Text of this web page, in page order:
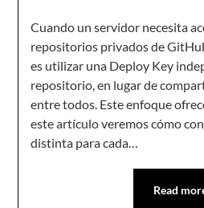
Cuando un servidor necesita
repositorios privados de
es utilizar una Deploy Key
repositorio, en lugar de
entre todos. Este enfoque
este artículo veremos cómo
distinta para cada…
Read